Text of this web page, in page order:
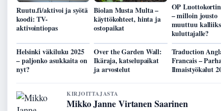
Ruutu.fi/aktivoi ja syötä
koodi: TV-
aktivointiopas
Biolan Musta Multa –
käyttökohteet, hinta ja
ostopaikat
OP
– milloin jousto
muuttuu
kuluttajalle?
Helsinki väkiluku 2025
– paljonko asukkaita on
nyt?
Over the Garden Wall:
Ikäraja, katselupaikat
ja arvostelut
Traduction
Francais –
Ilmaistyökalut
KIRJOITTAJASTA
Mikko Janne Virtanen Saarinen